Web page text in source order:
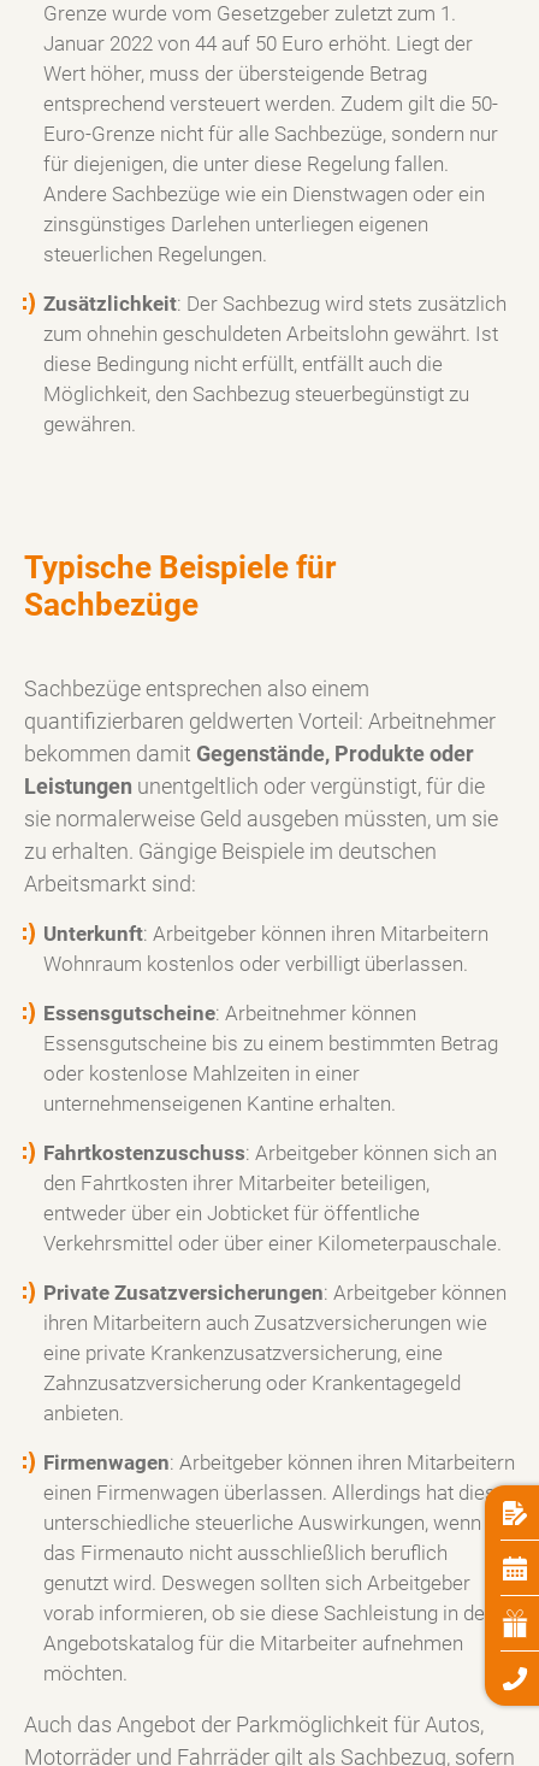
Grenze wurde vom Gesetzgeber zuletzt zum 1.
Januar 2022 von 44 auf 50 Euro erhöht. Liegt der
Wert höher, muss der übersteigende Betrag
entsprechend versteuert werden. Zudem gilt die 50-
Euro-Grenze nicht für alle Sachbezüge, sondern nur
für diejenigen, die unter diese Regelung fallen.
Andere Sachbezüge wie ein Dienstwagen oder ein
zinsgünstiges Darlehen unterliegen eigenen
steuerlichen Regelungen.
Zusätzlichkeit: Der Sachbezug wird stets zusätzlich
zum ohnehin geschuldeten Arbeitslohn gewährt. Ist
diese Bedingung nicht erfüllt, entfällt auch die
Möglichkeit, den Sachbezug steuerbegünstigt zu
gewähren.
Typische Beispiele für
Sachbezüge
Sachbezüge entsprechen also einem
quantifizierbaren geldwerten Vorteil: Arbeitnehmer
bekommen damit Gegenstände, Produkte oder
Leistungen unentgeltlich oder vergünstigt, für die
sie normalerweise Geld ausgeben müssten, um sie
zu erhalten. Gängige Beispiele im deutschen
Arbeitsmarkt sind:
Unterkunft: Arbeitgeber können ihren Mitarbeitern
Wohnraum kostenlos oder verbilligt überlassen.
Essensgutscheine: Arbeitnehmer können
Essensgutscheine bis zu einem bestimmten Betrag
oder kostenlose Mahlzeiten in einer
unternehmenseigenen Kantine erhalten.
Fahrtkostenzuschuss: Arbeitgeber können sich an
den Fahrtkosten ihrer Mitarbeiter beteiligen,
entweder über ein Jobticket für öffentliche
Verkehrsmittel oder über einer Kilometerpauschale.
Private Zusatzversicherungen: Arbeitgeber können
ihren Mitarbeitern auch Zusatzversicherungen wie
eine private Krankenzusatzversicherung, eine
Zahnzusatzversicherung oder Krankentagegeld
anbieten.
Firmenwagen: Arbeitgeber können ihren Mitarbeitern
einen Firmenwagen überlassen. Allerdings hat dies
unterschiedliche steuerliche Auswirkungen, wenn
das Firmenauto nicht ausschließlich beruflich
genutzt wird. Deswegen sollten sich Arbeitgeber
vorab informieren, ob sie diese Sachleistung in den
Angebotskatalog für die Mitarbeiter aufnehmen
möchten.
Auch das Angebot der Parkmöglichkeit für Autos,
Motorräder und Fahrräder gilt als Sachbezug, sofern